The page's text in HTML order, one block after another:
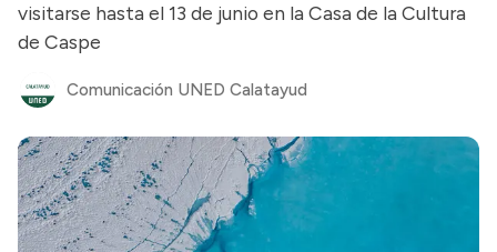
visitarse hasta el 13 de junio en la Casa de la Cultura
de Caspe
Comunicación UNED Calatayud